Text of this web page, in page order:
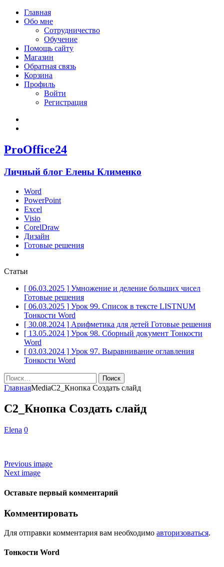
Главная
Обо мне
Сотрудничество
Обучение
Помощь сайту
Магазин
Обратная связь
Корзина
Профиль
Войти
Регистрация
ProOffice24
Личный блог Елены Клименко
Word
PowerPoint
Excel
Visio
CorelDraw
Дизайн
Готовые решения
Статьи
[ 06.03.2025 ] Умножение и деление больших чисел
Готовые решения
[ 06.03.2025 ] Урок 99. Список в тексте LISTNUM
Тонкости Word
[ 30.08.2024 ] Арифметика для детей Готовые решения
[ 13.05.2024 ] Урок 98. Сборный документ Тонкости
Word
[ 03.03.2024 ] Урок 97. Выравнивание оглавления
Тонкости Word
Найти:
ГлавнаяMediaС2_Кнопка Создать слайд
С2_Кнопка Создать слайд
Elena 0
Previous image
Next image
Оставьте первый комментарий
Комментировать
Для отправки комментария вам необходимо авторизоваться.
Тонкости Word